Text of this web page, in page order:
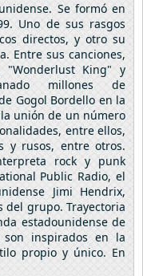
Se formó en
Uno de sus rasgos
directos, y otro su
Entre sus canciones,
"Wonderlust King" y
millones de
Gogol Bordello en la
unión de un número
entre ellos,
y rusos, entre otros.
rock y punk
Public Radio, el
Jimi Hendrix,
del grupo. Trayectoria
estadounidense de
inspirados en la
propio y único. En